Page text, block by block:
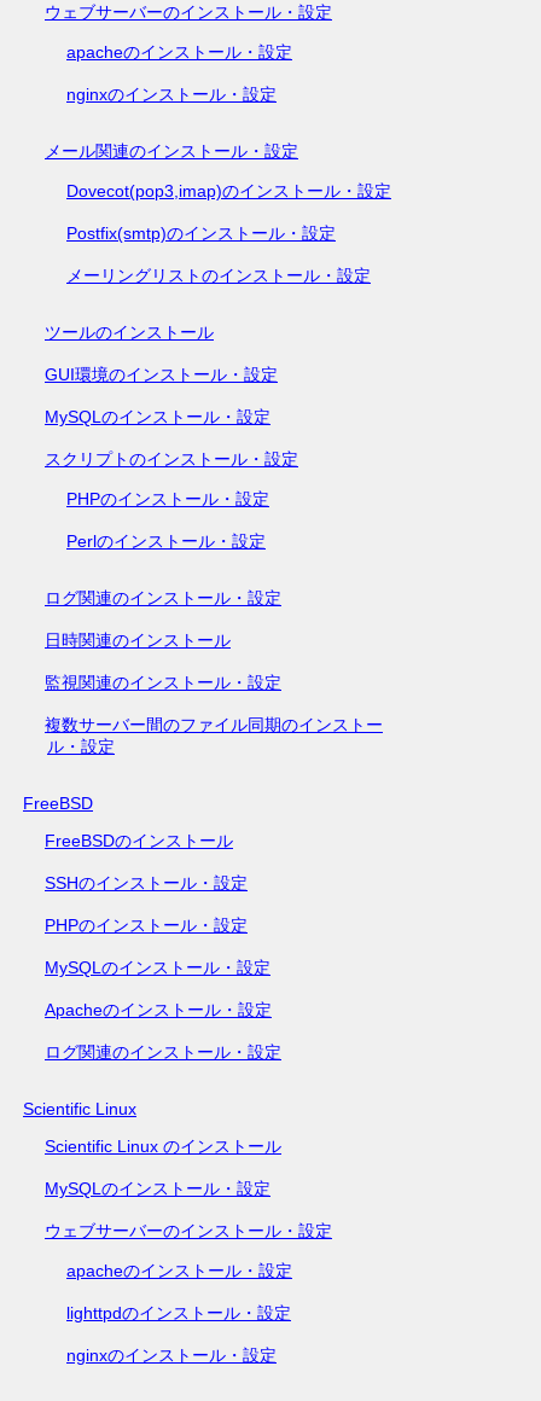
ウェブサーバーのインストール・設定
apacheのインストール・設定
nginxのインストール・設定
メール関連のインストール・設定
Dovecot(pop3,imap)のインストール・設定
Postfix(smtp)のインストール・設定
メーリングリストのインストール・設定
ツールのインストール
GUI環境のインストール・設定
MySQLのインストール・設定
スクリプトのインストール・設定
PHPのインストール・設定
Perlのインストール・設定
ログ関連のインストール・設定
日時関連のインストール
監視関連のインストール・設定
複数サーバー間のファイル同期のインストー
ル・設定
FreeBSD
FreeBSDのインストール
SSHのインストール・設定
PHPのインストール・設定
MySQLのインストール・設定
Apacheのインストール・設定
ログ関連のインストール・設定
Scientific Linux
Scientific Linux のインストール
MySQLのインストール・設定
ウェブサーバーのインストール・設定
apacheのインストール・設定
lighttpdのインストール・設定
nginxのインストール・設定